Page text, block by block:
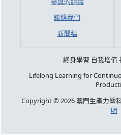
聯絡我們
新聞稿
終身學習 自我增值
Lifelong Learning for
Copyright © 2026 澳門生產力暨
明